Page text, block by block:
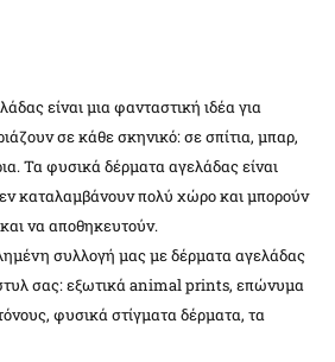
είναι μια φανταστική ιδέα για
σε κάθε σκηνικό: σε σπίτια, μπαρ,
Τα φυσικά δέρματα αγελάδας είναι
καταλαμβάνουν πολύ χώρο και μπορούν
να αποθηκευτούν.
συλλογή μας με δέρματα αγελάδας
στυλ σας: εξωτικά animal prints, επώνυμα
φυσικά στίγματα δέρματα, τα